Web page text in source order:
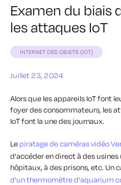
Examen du biais
les attaques IoT
INTERNET DES OBJETS (IOT)
Juillet 23, 2024
Alors que les appareils IoT font
foyer des consommateurs, les
IoT font la une des journaux.
Le piratage de caméras vidéo
d'accéder en direct à des usines
hôpitaux, à des prisons, etc. Un
d'un thermomètre d'aquarium